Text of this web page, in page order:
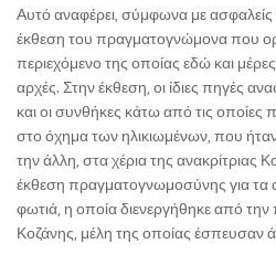
Αυτό αναφέρει, σύμφωνα με
έκθεση του πραγματογνώμονα που
περιεχόμενο της οποίας εδώ και
αρχές. Στην έκθεση, οι ίδιες πηγές
και οι συνθήκες κάτω από τις
στο όχημα των ηλικιωμένων, που
την άλλη, στα χέρια της ανακρίτριας
έκθεση πραγματογνωμοσύνης για τα
φωτιά, η οποία διενεργήθηκε από
Κοζάνης, μέλη της οποίας έσπευσαν